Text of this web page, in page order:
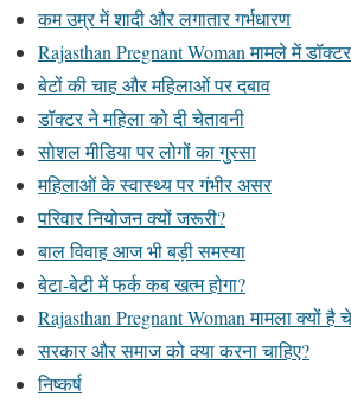
कम उम्र में शादी और लगातार गर्भधारण
Rajasthan Pregnant Woman मामले में
बेटों की चाह और महिलाओं पर दबाव
डॉक्टर ने महिला को दी चेतावनी
सोशल मीडिया पर लोगों का गुस्सा
महिलाओं के स्वास्थ्य पर गंभीर असर
परिवार नियोजन क्यों जरूरी?
बाल विवाह आज भी बड़ी समस्या
बेटा-बेटी में फर्क कब खत्म होगा?
Rajasthan Pregnant Woman मामला क्यों है
सरकार और समाज को क्या करना चाहिए?
निष्कर्ष